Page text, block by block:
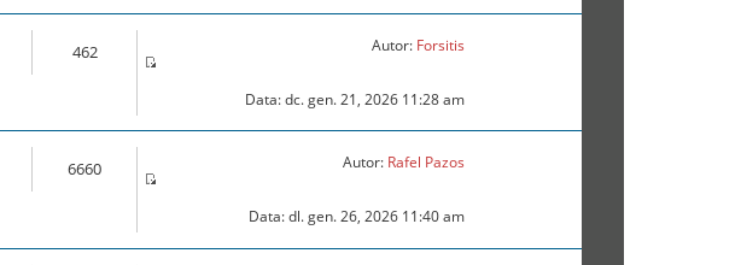
462 Autor: Forsitis
Data: dc. gen. 21, 2026 11:28 am
6660 Autor: Rafel Pazos
Data: dl. gen. 26, 2026 11:40 am